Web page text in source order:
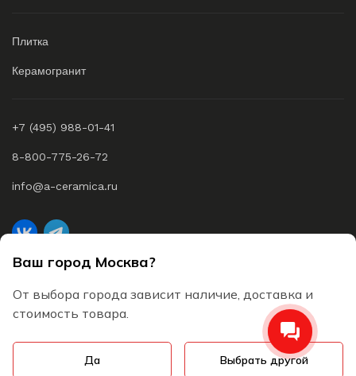
Ваш город Москва?
От выбора города зависит наличие, доставка и
стоимость товара.
Да Выбрать другой
Плитка
Керамогранит
+7 (495) 988-01-41
8-800-775-26-72
info@a-ceramica.ru
Согласие на обработку персональных данных
Политика конфиденциальности